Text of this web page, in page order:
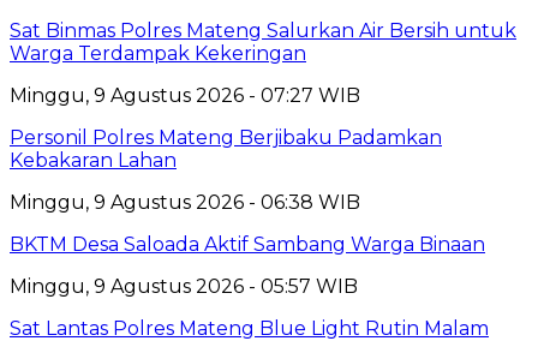
Sat Binmas Polres Mateng Salurkan Air Bersih untuk
Warga Terdampak Kekeringan
Minggu, 9 Agustus 2026 - 07:27 WIB
Personil Polres Mateng Berjibaku Padamkan
Kebakaran Lahan
Minggu, 9 Agustus 2026 - 06:38 WIB
BKTM Desa Saloada Aktif Sambang Warga Binaan
Minggu, 9 Agustus 2026 - 05:57 WIB
Sat Lantas Polres Mateng Blue Light Rutin Malam